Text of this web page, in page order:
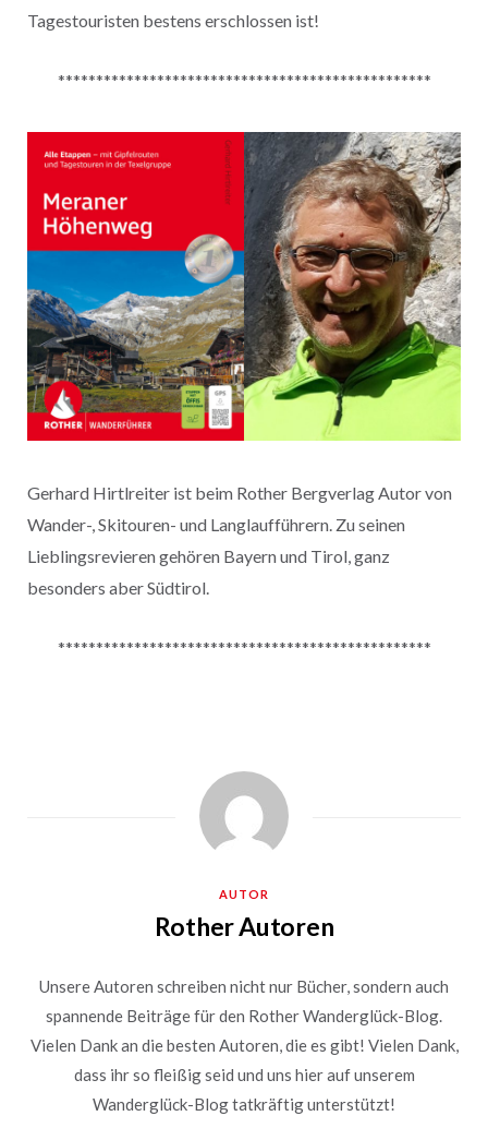
Tagestouristen bestens erschlossen ist!
*************************************************
Gerhard Hirtlreiter ist beim Rother Bergverlag Autor von
Wander-, Skitouren- und Langlaufführern. Zu seinen
Lieblingsrevieren gehören Bayern und Tirol, ganz
besonders aber Südtirol.
*************************************************
AUTOR
Rother Autoren
Unsere Autoren schreiben nicht nur Bücher, sondern auch
spannende Beiträge für den Rother Wanderglück-Blog.
Vielen Dank an die besten Autoren, die es gibt! Vielen Dank,
dass ihr so fleißig seid und uns hier auf unserem
Wanderglück-Blog tatkräftig unterstützt!